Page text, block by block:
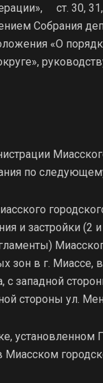
ст. 30,
Собрания
«О
по
и застройки (2 и
зон в г. Миассе,
с западной
стороны ул.
Миасском